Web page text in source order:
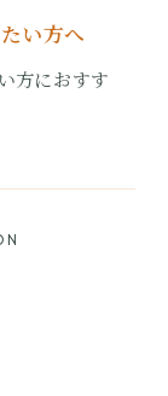
い方へ
方におすす